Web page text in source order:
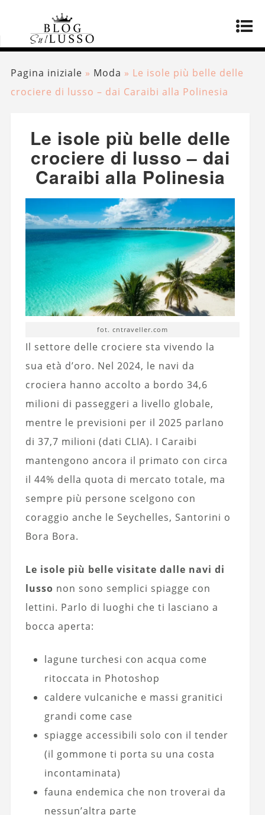
Pagina iniziale » Moda » Le isole più belle delle
crociere di lusso – dai Caraibi alla Polinesia
Le isole più belle delle
crociere di lusso – dai
Caraibi alla Polinesia
fot. cntraveller.com
Il settore delle crociere sta vivendo la
sua età d’oro. Nel 2024, le navi da
crociera hanno accolto a bordo 34,6
milioni di passeggeri a livello globale,
mentre le previsioni per il 2025 parlano
di 37,7 milioni (dati CLIA). I Caraibi
mantengono ancora il primato con circa
il 44% della quota di mercato totale, ma
sempre più persone scelgono con
coraggio anche le Seychelles, Santorini o
Bora Bora.
Le isole più belle visitate dalle navi di
lusso non sono semplici spiagge con
lettini. Parlo di luoghi che ti lasciano a
bocca aperta:
lagune turchesi con acqua come
ritoccata in Photoshop
caldere vulcaniche e massi granitici
grandi come case
spiagge accessibili solo con il tender
(il gommone ti porta su una costa
incontaminata)
fauna endemica che non troverai da
nessun’altra parte